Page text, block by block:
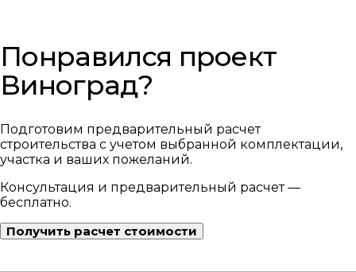
Понравился проект
Виноград?
Подготовим предварительный расчет
строительства с учетом выбранной комплектации,
участка и ваших пожеланий.
Консультация и предварительный расчет —
бесплатно.
Получить расчет стоимости